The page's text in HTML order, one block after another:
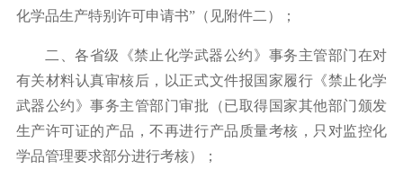
化学品生产特别许可申请书”（见附件二）；
二、各省级《禁止化学武器公约》事务主管部门在对
有关材料认真审核后，以正式文件报国家履行《禁止化学
武器公约》事务主管部门审批（已取得国家其他部门颁发
生产许可证的产品，不再进行产品质量考核，只对监控化
学品管理要求部分进行考核）；